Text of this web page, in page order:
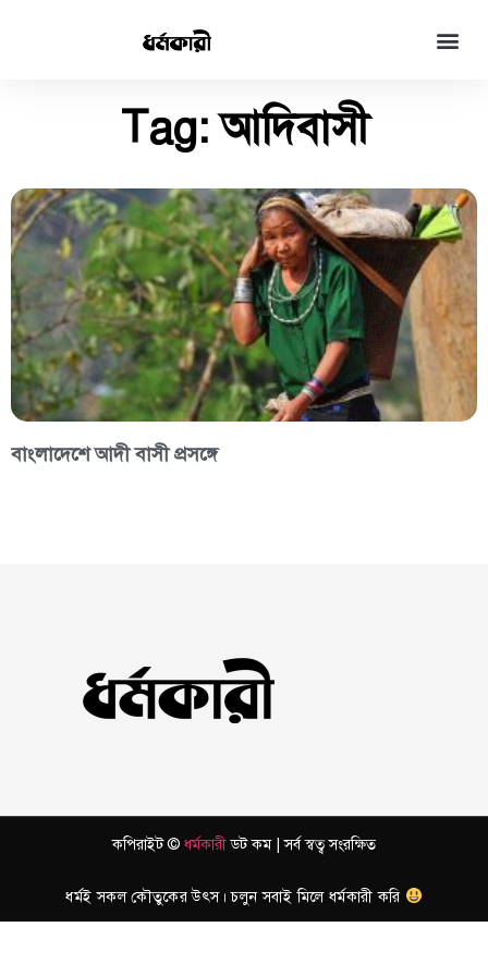
Tag: আদিবাসী
বাংলাদেশে আদী বাসী প্রসঙ্গে
কপিরাইট © ধর্মকারীডট কম | সর্ব স্বত্ব সংরক্ষিত
ধর্মই সকল কৌতুকের উৎস। চলুন সবাই মিলে ধর্মকারী করি